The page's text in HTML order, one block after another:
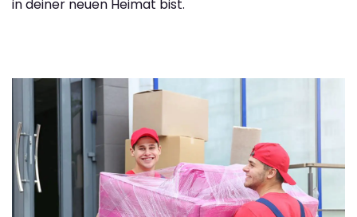
in deiner neuen Heimat bist.